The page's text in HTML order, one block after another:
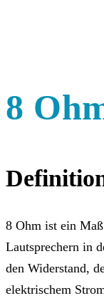
8
8 Ohm ist ein
Lautsprechern in
den Widerstand,
elektrischem